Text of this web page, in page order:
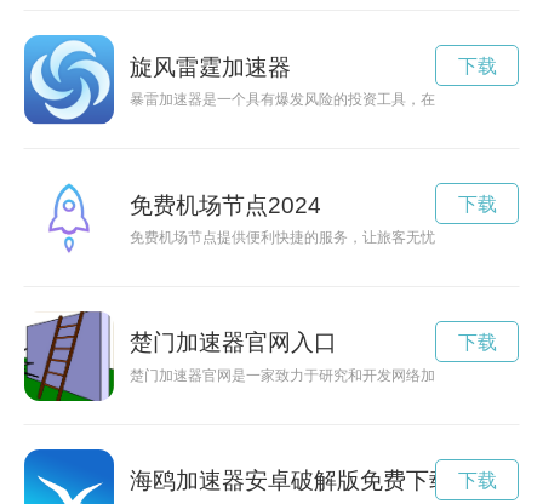
旋风雷霆加速器
暴雷加速器是一个具有爆发风险的投资工具，在追求高收益的
下载
免费机场节点2024
免费机场节点提供便利快捷的服务，让旅客无忧出行。
下载
楚门加速器官网入口
楚门加速器官网是一家致力于研究和开发网络加速技术的科技
下载
海鸥加速器安卓破解版免费下载2下载